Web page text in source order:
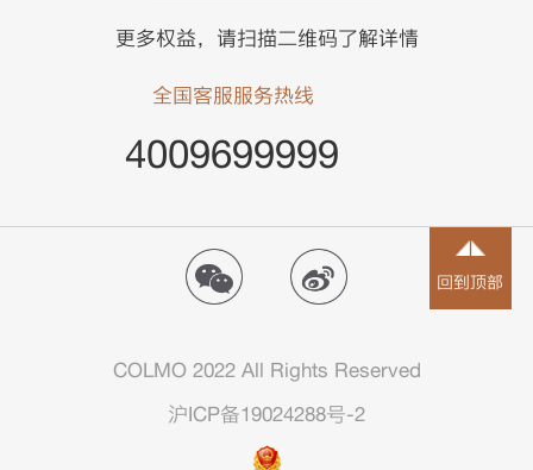
全国客服服务热线
4009699999
更多权益，请扫描二维码了解详情
回到顶部
COLMO 2022 All Rights Reserved
沪ICP备19024288号-2